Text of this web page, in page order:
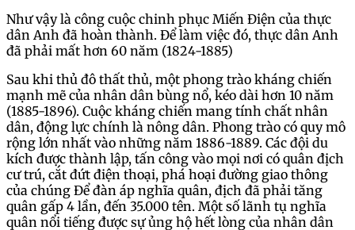
Như vậy là công cuộc chinh phục Miến Điện của thực
dân Anh đã hoàn thành. Để làm việc đó, thực dân Anh
đã phải mất hơn 60 năm (1824-1885)
Sau khi thủ đô thất thủ, một phong trào kháng chiến
mạnh mẽ của nhân dân bùng nổ, kéo dài hơn 10 năm
(1885-1896). Cuộc kháng chiến mang tính chất nhân
dân, động lực chính là nông dân. Phong trào có quy mô
rộng lớn nhất vào những năm 1886-1889. Các đội du
kích được thành lập, tấn công vào mọi nơi có quân địch
cư trú, cắt đứt điện thoại, phá hoại đường giao thông
của chúng Để đàn áp nghĩa quân, địch đã phải tăng
quân gấp 4 lần, đến 35.000 tên. Một số lãnh tụ nghĩa
quân nổi tiếng được sự ủng hộ hết lòng của nhân dân